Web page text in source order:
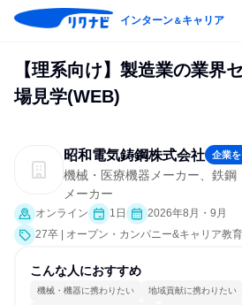
インターン＆キャリア
【理系向け】製造業の業界
場見学(WEB)
昭和電気鋳鋼株式会社 企業
機械・医療機器メーカー、鉄鋼
メーカー
オンライン 1日
2026年8月・9月
27卒 | オープン・カンパニー&キャリア教
こんな人におすすめ
機械・機器に携わりたい 地域貢献に携わりたい